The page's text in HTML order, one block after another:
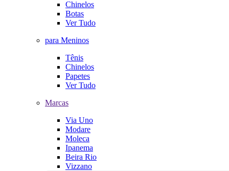
Chinelos
Botas
Ver Tudo
para Meninos
Tênis
Chinelos
Papetes
Ver Tudo
Marcas
Via Uno
Modare
Moleca
Ipanema
Beira Rio
Vizzano